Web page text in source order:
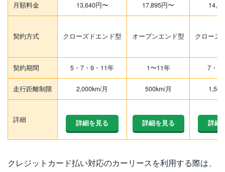
月額料金 13,640円〜 17,895円〜
契約方式 クローズドエンド型 オープンエンド型 クローズ
契約期間 5・7・9・11年 1〜11年 7・9
走行距離制限 2,000km/月 500km/月
詳細 詳細を見る 詳細を見る 詳細
クレジットカード払い対応のカーリースを利用する際は、